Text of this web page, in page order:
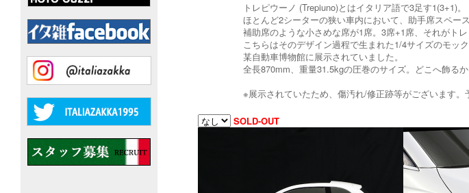
トレピウーノ (Trepiuno)とはイタリア語で3足す1(3+1)。
ほとんど2シーターの狭い車内において、助手席スペー
補助席のような小さめな席が1席。3席+1席、それがトレ
こちらはそのデザイン過程で生まれた1/4サイズのモック
某自動車博物館に展示されていました。
全長870mm、重量31.5kgの圧巻のサイズ。どこへ飾る
※展示されていたため、傷汚れ/修正跡等がございます。
SOLD-OUT